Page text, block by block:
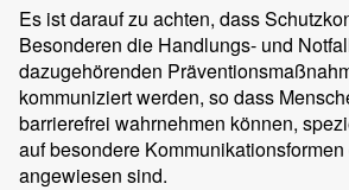
Es ist darauf zu achten, dass
Besonderen die Handlungs- und
dazugehörenden
kommuniziert werden, so dass
barrierefrei wahrnehmen können,
auf besondere
angewiesen sind.